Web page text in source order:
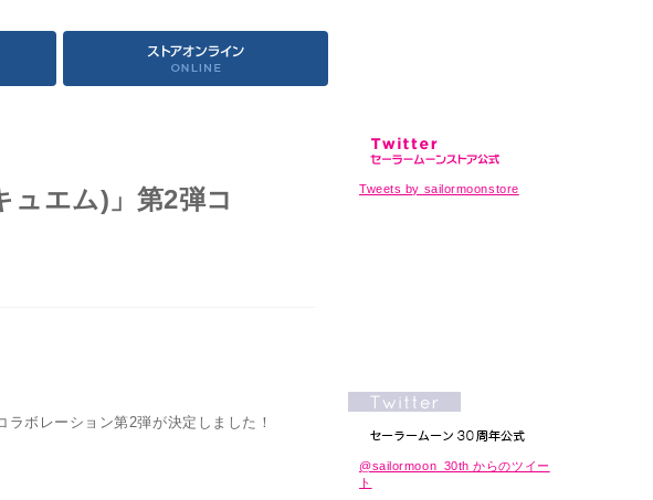
エム)」第2弾コ
ボレーション第2弾が決定しました！
Tweets by sailormoonstore
@sailormoon_30th からのツイー
ト